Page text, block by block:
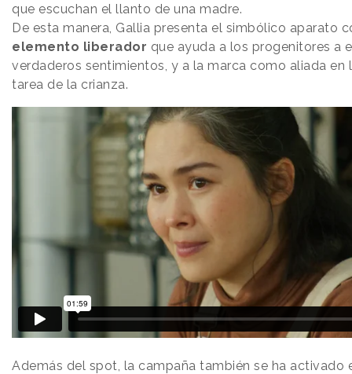
que escuchan el llanto de una madre.
De esta manera, Gallia presenta el simbólico aparato
elemento liberador que ayuda a los progenitores a
verdaderos sentimientos, y a la marca como aliada en
tarea de la crianza.
Además del spot, la campaña también se ha activado